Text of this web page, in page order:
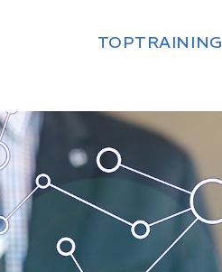
TOPTRAINING